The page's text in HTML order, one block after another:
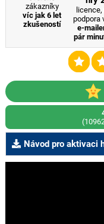
zákazníky
víc jak 6 let
zkušeností
licence,
podpora
e-
pár
Návod pro aktivaci